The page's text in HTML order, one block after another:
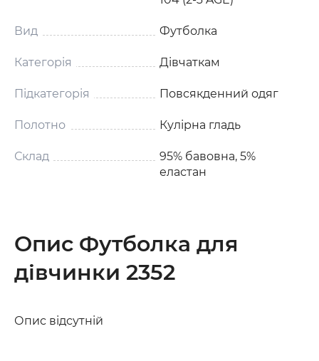
Вид Футболка
Категорія Дівчаткам
Підкатегорія Повсякденний одяг
Полотно Кулірна гладь
Склад
95% бавовна, 5%
еластан
Опис Футболка для
дівчинки 2352
Опис відсутній